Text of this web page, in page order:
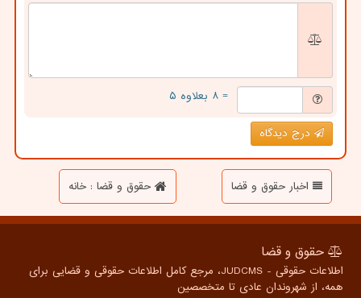
= ۸ بعلاوه ۵
درج دیدگاه
اخبار حقوق و قضا حقوق و قضا : خانه
حقوق و قضا
اطلاعات حقوقی - JUDCMS، مرجع کامل اطلاعات حقوقی و قضایی برای
همه، از شهروندان عادی تا متخصصین